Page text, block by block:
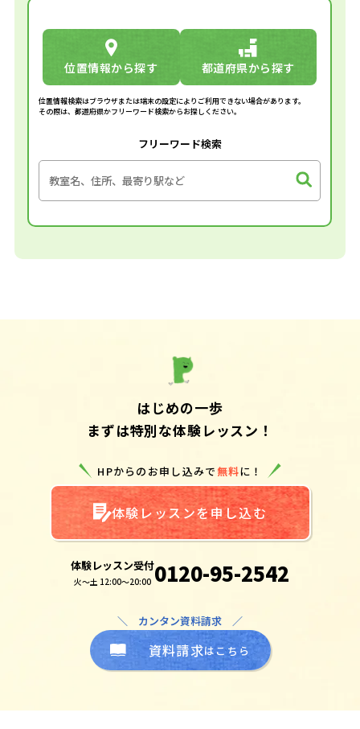
位置情報から探す 都道府県から探す
位置情報検索はブラウザまたは端末の設定によりご利用できない場合があります。
その際は、都道府県かフリーワード検索からお探しください。
フリーワード検索
はじめの一歩
まずは特別な体験レッスン！
HPからのお申し込みで無料に！
体験レッスンを申し込む
体験レッスン受付
火～土 12:00～20:00 0120-95-2542
＼ カンタン資料請求 ／
資料請求はこちら